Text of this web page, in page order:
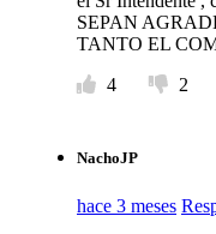
SEPAN
TANTO EL
4
2
NachoJP
hace 3 meses